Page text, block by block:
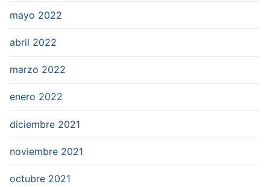
mayo 2022
abril 2022
marzo 2022
enero 2022
diciembre 2021
noviembre 2021
octubre 2021